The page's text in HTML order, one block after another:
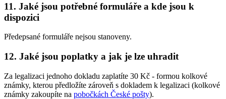
11. Jaké jsou potřebné formuláře a kde jsou k
dispozici
Předepsané formuláře nejsou stanoveny.
12. Jaké jsou poplatky a jak je lze uhradit
Za legalizaci jednoho dokladu zaplatíte 30 Kč - formou kolkové
známky, kterou předložíte zároveň s dokladem k legalizaci (kolkové
známky zakoupíte na pobočkách České pošty).